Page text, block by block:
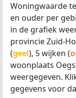
Woningwaarde
en ouder per
in de grafiek
provincie Zuid-
(geel), 5 wijken (
woonplaats
weergegeven.
gegevens voor